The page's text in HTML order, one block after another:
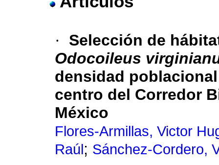
·
Selección de
Odocoileus
densidad
centro del Corredor
México
Flores-Armillas, Victor
Raúl ; Sánchez-Cordero,